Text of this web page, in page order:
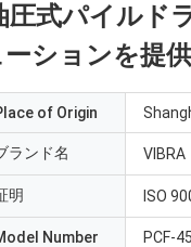
式パイルド
ションを提供
of Origin
ランド名 VIBRA
明 ISO
Number PCF-